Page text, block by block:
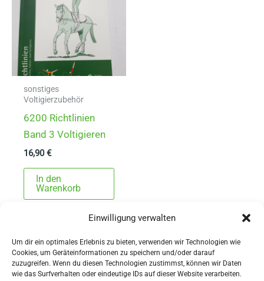
Einwilligung verwalten
Um dir ein optimales Erlebnis zu bieten, verwenden wir Technologien wie
Cookies, um Geräteinformationen zu speichern und/oder darauf
zuzugreifen. Wenn du diesen Technologien zustimmst, können wir Daten
wie das Surfverhalten oder eindeutige IDs auf dieser Website verarbeiten.
sonstiges
Voltigierzubehör
6200 Richtlinien
Band 3 Voltigieren
16,90€
In den
Warenkorb